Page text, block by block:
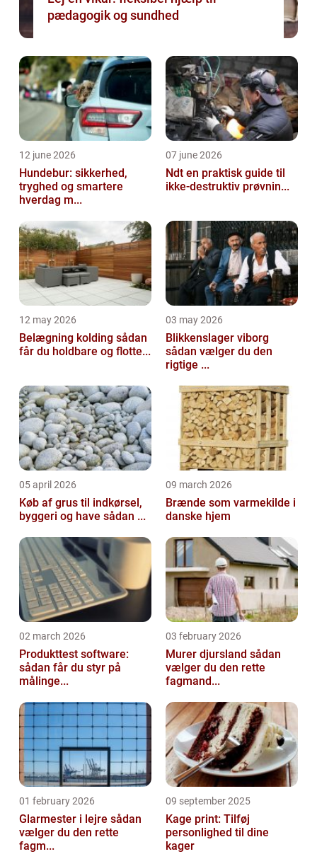
pædagogik og sundhed
12 june 2026
Hundebur: sikkerhed,
tryghed og smartere
hverdag m...
07 june 2026
Ndt en praktisk guide til
ikke-destruktiv prøvnin...
12 may 2026
Belægning kolding sådan
får du holdbare og flotte...
03 may 2026
Blikkenslager viborg
sådan vælger du den
rigtige ...
05 april 2026
Køb af grus til indkørsel,
byggeri og have sådan ...
09 march 2026
Brænde som varmekilde i
danske hjem
02 march 2026
Produkttest software:
sådan får du styr på
målinge...
03 february 2026
Murer djursland sådan
vælger du den rette
fagmand...
01 february 2026
Glarmester i lejre sådan
vælger du den rette
fagm...
09 september 2025
Kage print: Tilføj
personlighed til dine
kager